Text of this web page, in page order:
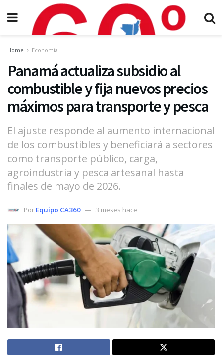
Home Economía
Panamá actualiza subsidio al
combustible y fija nuevos precios
máximos para transporte y pesca
El ajuste responde al aumento internacional
de los combustibles y beneficiará a sectores
como transporte público, carga,
agroindustria y pesca artesanal hasta
finales de mayo de 2026.
Por Equipo CA360 3 meses hace